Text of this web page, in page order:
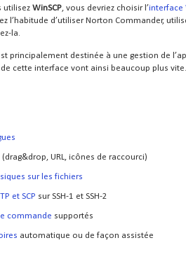
utilisez WinSCP , vous devriez choisir l’interface
l’habitude d’utiliser Norton Commander,
la.
principalement destinée à une gestion de
cette interface vont ainsi beaucoup plus vite.
URL , icônes de raccourci)
sur les fichiers
et SCP sur SSH-1 et SSH-2
commande supportés
automatique ou de façon assistée